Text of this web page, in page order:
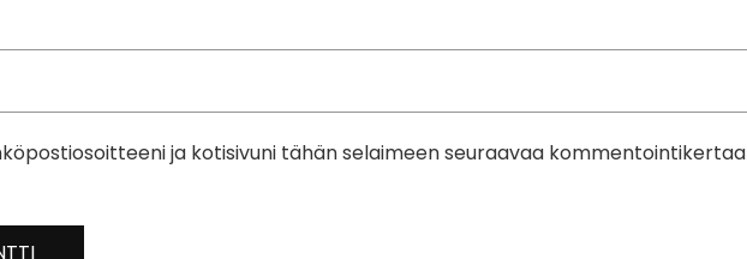
ja kotisivuni tähän selaimeen seuraavaa kommentointikertaa